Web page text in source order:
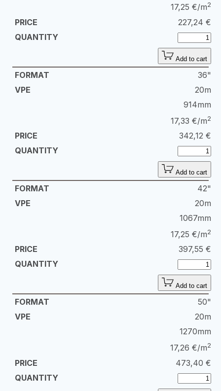
17,25 €/m2
227,24 €
Add to cart
36"
20m
914mm
17,33 €/m2
342,12 €
Add to cart
42"
20m
1067mm
17,25 €/m2
397,55 €
Add to cart
50"
20m
1270mm
17,26 €/m2
473,40 €